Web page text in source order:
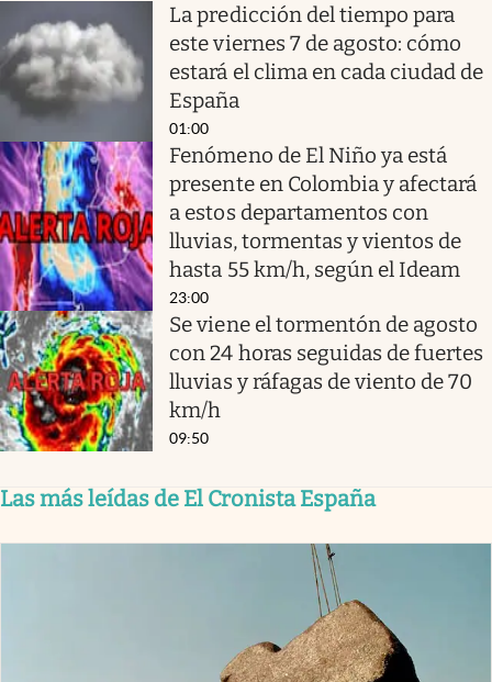
La predicción del tiempo para
este viernes 7 de agosto: cómo
estará el clima en cada ciudad de
España
01:00
Fenómeno de El Niño ya está
presente en Colombia y afectará
a estos departamentos con
lluvias, tormentas y vientos de
hasta 55 km/h, según el Ideam
23:00
Se viene el tormentón de agosto
con 24 horas seguidas de fuertes
lluvias y ráfagas de viento de 70
km/h
09:50
Las más leídas de El Cronista España